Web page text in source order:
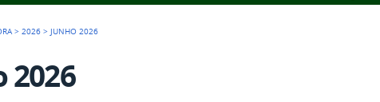
>2026 > JUNHO 2026
2026